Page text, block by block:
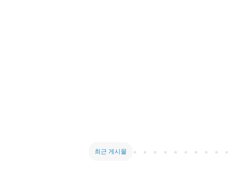
최근 게시물